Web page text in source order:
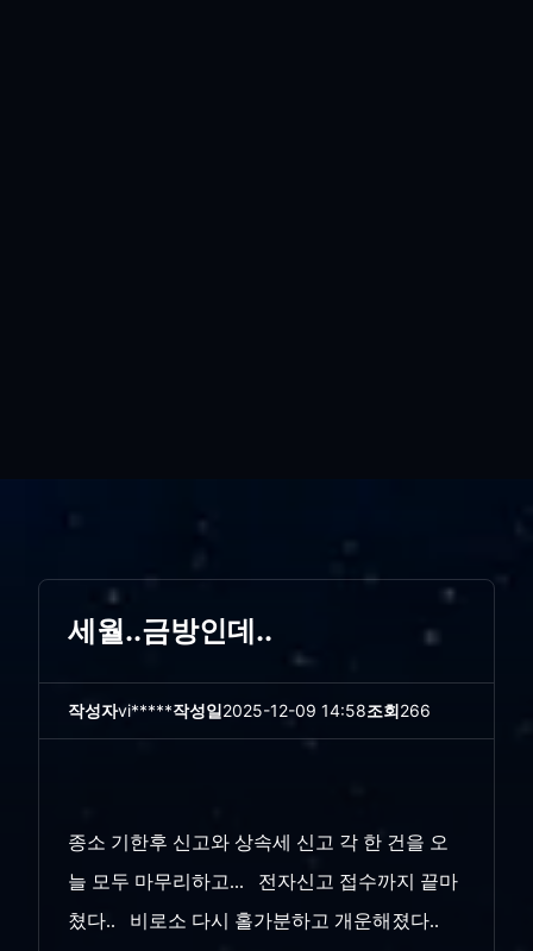
세월..금방인데..
작성자vi*****작성일2025-12-09 14:58조회266
종소 기한후 신고와 상속세 신고 각 한 건을 오
늘 모두 마무리하고... 전자신고 접수까지 끝마
쳤다.. 비로소 다시 홀가분하고 개운해졌다..